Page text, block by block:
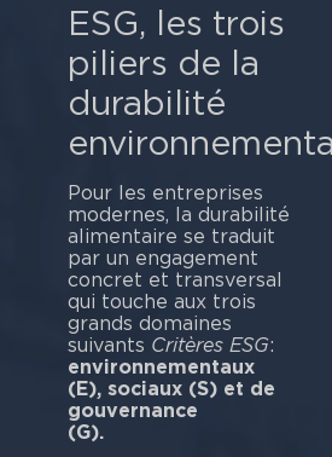
ESG, les trois
piliers de la
durabilité
Pour les entreprises
modernes, la durabilité
alimentaire se traduit
par un engagement
concret et transversal
qui touche aux trois
grands domaines
suivants Critères ESG:
environnementaux
(E), sociaux (S) et de
gouvernance
(G).